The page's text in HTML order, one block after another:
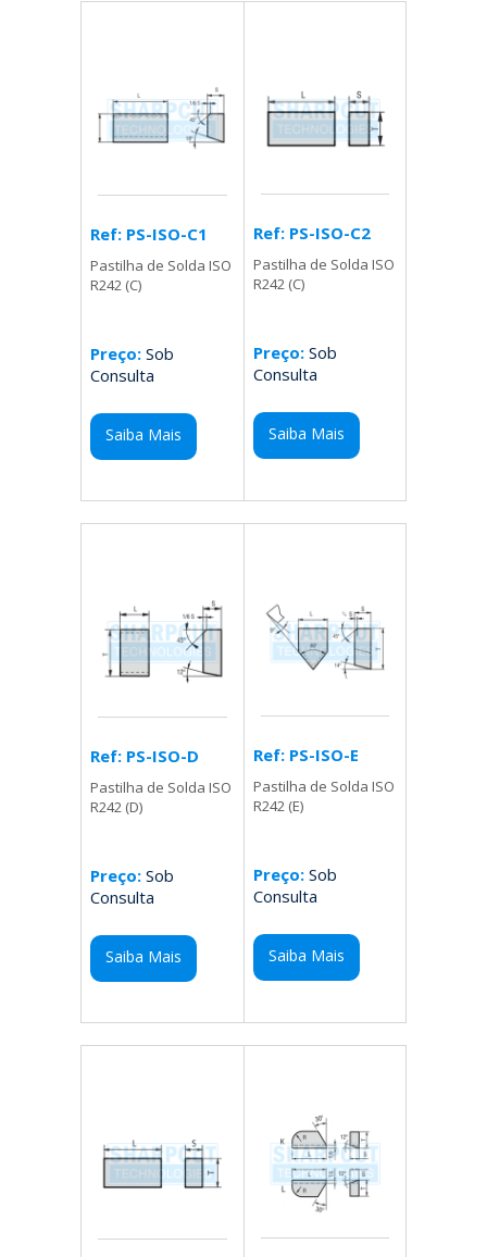
Ref: PS-ISO-C1
Pastilha de Solda ISO
R242 (C)
Preço: Sob
Consulta
Saiba Mais
Ref: PS-ISO-C2
Pastilha de Solda ISO
R242 (C)
Preço:Sob
Consulta
Saiba Mais
Ref: PS-ISO-D
Pastilha de Solda ISO
R242 (D)
Preço: Sob
Consulta
Saiba Mais
Ref: PS-ISO-E
Pastilha de Solda ISO
R242 (E)
Preço:Sob
Consulta
Saiba Mais